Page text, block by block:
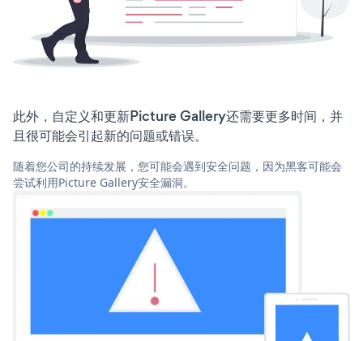
此外，自定义和更新Picture Gallery还需要更多时间，并
且很可能会引起新的问题或错误。
随着您公司的持续发展，您可能会遇到安全问题，因为黑客可能会
尝试利用Picture Gallery安全漏洞。